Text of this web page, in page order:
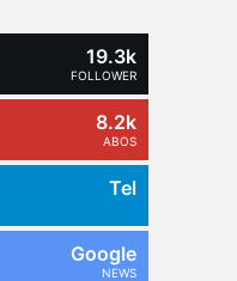
19.3k
FOLLOWER
8.2k
ABOS
Tel
Google
NEWS